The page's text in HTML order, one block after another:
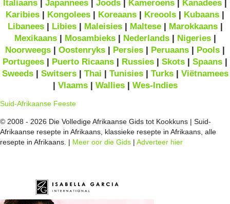
Italiaans | Japannees | Joods | Kameroens | Kanadees |
Karibies | Kongolees | Koreaans | Kreools | Kubaans |
Libanees| Libies| Maleisies| Maltese| Marokkaans|
Mexikaans| Mosambieks| Nederlands| Nigeries|
Noorweegs | Oostenryks | Persies | Peruaans | Pools |
Portugees | Puerto Ricaans | Russies | Skots | Spaans |
Sweeds| Switsers| Thai | Tunisies| Turks| Viëtnamees
| Vlaams| Wallies| Wes-Indies
Suid-Afrikaanse Feeste
© 2008 - 2026 Die Volledige Afrikaanse Gids tot Kookkuns | Suid-
Afrikaanse resepte in Afrikaans, klassieke resepte in Afrikaans, alle
resepte in Afrikaans. | Meer oor die Gids | Adverteer hier